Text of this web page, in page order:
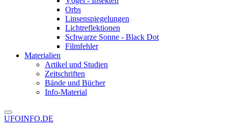
Orbs
Linsenspiegelungen
Lichtreflektionen
Schwarze Sonne - Black Dot
Filmfehler
Materialien
Artikel und Studien
Zeitschriften
Bände und Bücher
Info-Material
UFOINFO.DE